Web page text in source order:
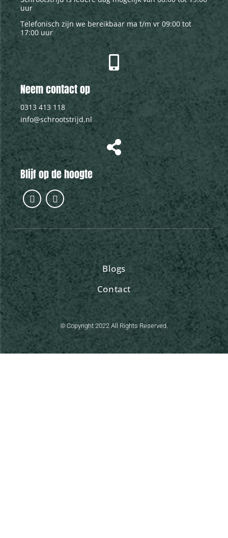
uur
Telefonisch zijn we bereikbaar ma t/m vr 09:00 tot
17:00 uur
Neem contact op
0313 413 118
info@schrootstrijd.nl
Blijf op de hoogte
Blogs
Contact
© Copyright 2022 All Rights Reserved.